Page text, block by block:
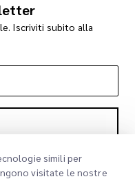
Iscriviti subito alla
privacy Informativa sulla
simili per
visitate le nostre